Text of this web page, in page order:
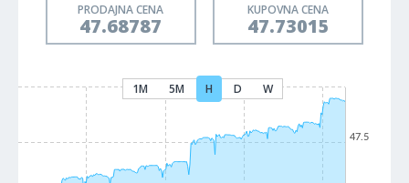
PRODAJNA CENA
47.68787
KUPOVNA CENA
47.73015
1M 5M H D W
47.5